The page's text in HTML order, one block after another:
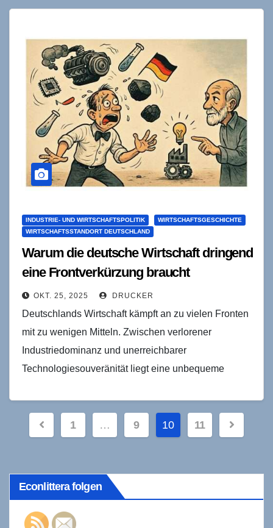
INDUSTRIE- UND WIRTSCHAFTSPOLITIK
WIRTSCHAFTSGESCHICHTE
WIRTSCHAFTSSTANDORT DEUTSCHLAND
Warum die deutsche Wirtschaft dringend
eine Frontverkürzung braucht
OKT. 25, 2025 DRUCKER
Deutschlands Wirtschaft kämpft an zu vielen Fronten
mit zu wenigen Mitteln. Zwischen verlorener
Industriedominanz und unerreichbarer
Technologiesouveränität liegt eine unbequeme
Seitennummerierung
der
1 … 9 10 11
Econlittera folgen